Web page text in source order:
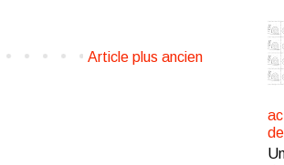
Article plus ancien